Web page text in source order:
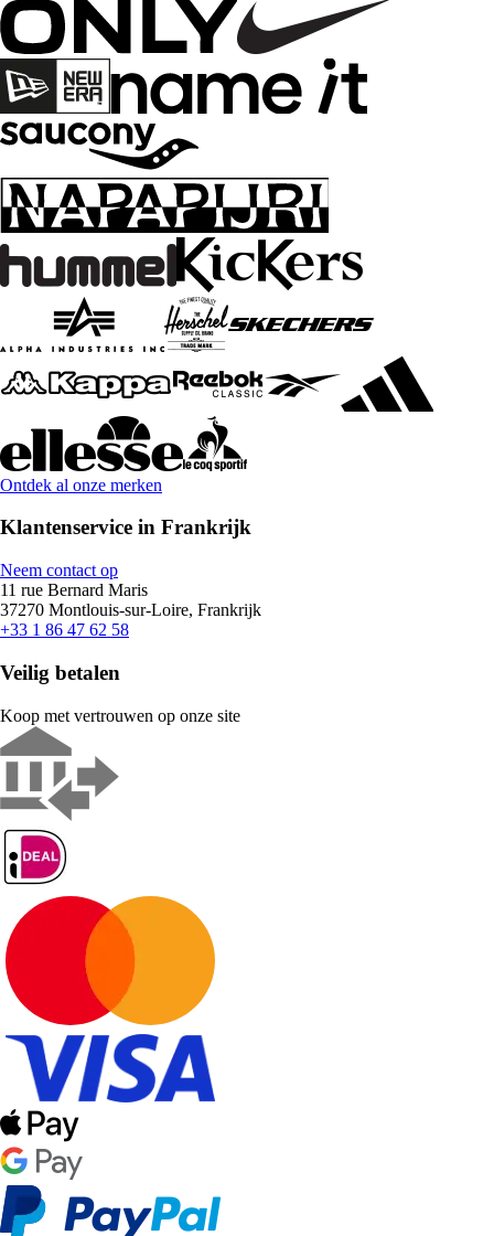
Ontdek al onze merken
Klantenservice in Frankrijk
Neem contact op
11 rue Bernard Maris
37270 Montlouis-sur-Loire, Frankrijk
+33 1 86 47 62 58
Veilig betalen
Koop met vertrouwen op onze site